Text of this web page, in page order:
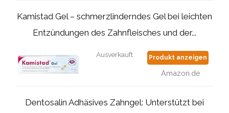
Kamistad Gel – schmerzlinderndes Gel bei leichten
Entzündungen des Zahnfleisches und der...
Ausverkauft Produkt anzeigen
Amazon.de
Dentosalin Adhäsives Zahngel: Unterstützt bei